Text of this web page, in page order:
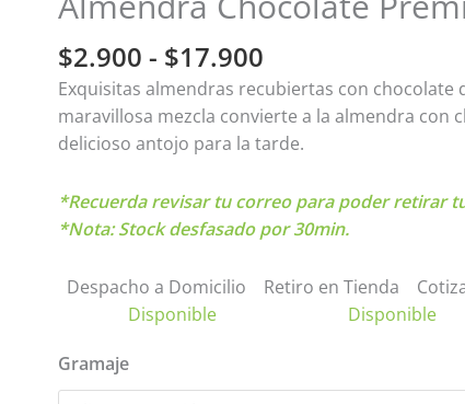
$2.900 - $17.900
precios:
hasta
$17.900
Exquisitas almendras recubiertas con chocolate
maravillosa mezcla convierte a la almendra con
delicioso antojo para la tarde.
*Recuerda revisar tu correo para poder retirar
*Nota: Stock desfasado por 30min.
Despacho a Domicilio Retiro en Tienda
Disponible
Gramaje
Premium